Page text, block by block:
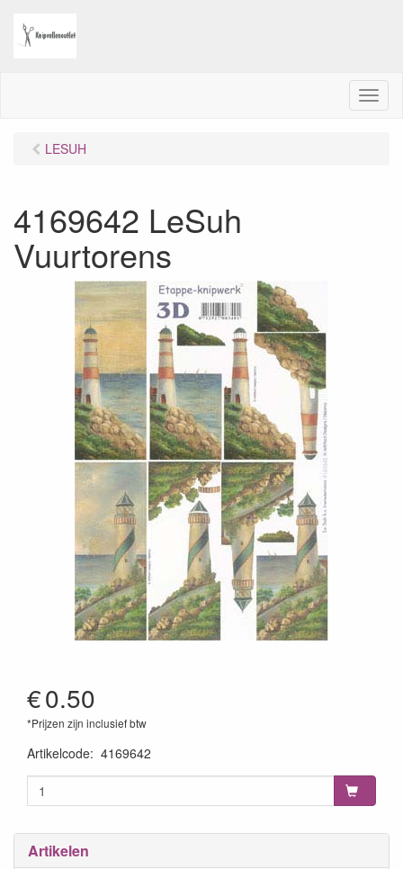
M
e
LESUH
4169642 LeSuh
Vuurtorens
€0.50
*Prijzen zijn inclusief btw
Artikelcode: 4169642
Artikelen